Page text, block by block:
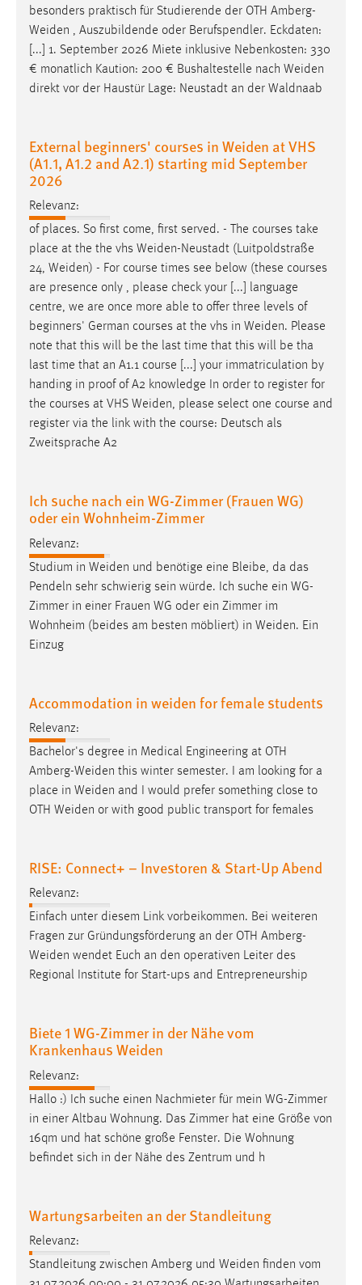
besonders praktisch für Studierende der OTH Amberg-
Weiden , Auszubildende oder Berufspendler. Eckdaten:
[...] 1. September 2026 Miete inklusive Nebenkosten: 330
€ monatlich Kaution: 200 € Bushaltestelle nach Weiden
direkt vor der Haustür Lage: Neustadt an der Waldnaab
External beginners' courses in Weiden at VHS
(A1.1, A1.2 and A2.1) starting mid September
2026
Relevanz:
of places. So first come, first served. - The courses take
place at the the vhs Weiden-Neustadt (Luitpoldstraße
24, Weiden) - For course times see below (these courses
are presence only , please check your [...] language
centre, we are once more able to offer three levels of
beginners' German courses at the vhs in Weiden. Please
note that this will be the last time that this will be tha
last time that an A1.1 course [...] your immatriculation by
handing in proof of A2 knowledge In order to register for
the courses at VHS Weiden, please select one course and
register via the link with the course: Deutsch als
Zweitsprache A2
Ich suche nach ein WG-Zimmer (Frauen WG)
oder ein Wohnheim-Zimmer
Relevanz:
Studium in Weiden und benötige eine Bleibe, da das
Pendeln sehr schwierig sein würde. Ich suche ein WG-
Zimmer in einer Frauen WG oder ein Zimmer im
Wohnheim (beides am besten möbliert) in Weiden. Ein
Einzug
Accommodation in weiden for female students
Relevanz:
Bachelor's degree in Medical Engineering at OTH
Amberg-Weiden this winter semester. I am looking for a
place in Weiden and I would prefer something close to
OTH Weiden or with good public transport for females
RISE: Connect+ – Investoren & Start-Up Abend
Relevanz:
Einfach unter diesem Link vorbeikommen. Bei weiteren
Fragen zur Gründungsförderung an der OTH Amberg-
Weiden wendet Euch an den operativen Leiter des
Regional Institute for Start-ups and Entrepreneurship
Biete 1 WG-Zimmer in der Nähe vom
Krankenhaus Weiden
Relevanz:
Hallo :) Ich suche einen Nachmieter für mein WG-Zimmer
in einer Altbau Wohnung. Das Zimmer hat eine Größe von
16qm und hat schöne große Fenster. Die Wohnung
befindet sich in der Nähe des Zentrum und h
Wartungsarbeiten an der Standleitung
Relevanz:
Standleitung zwischen Amberg und Weiden finden vom
gespeichert, ob man eingeloggt ist.
Sprachpräferenz
Name:
Zweck:
Das Cookie speichert die gewählte Sprache der Website.
Cookie Laufzeit:
30 Tage
Chat
Name:
MibewSessionID, MIBEW_UserID, mibew_locale, mibew-
Zweck:
Wird benötigt um die Chatfunktion nutzen zu können.
Cookie Laufzeit:
MibewSessionID, mibew-chat-frame-style-
5e9dbeb1811c0446 = Sitzungslaufzeit, mibew_locale = 3
Jahre, MIBEW_UserID = 1 Jahr
Login
Name:
fe_user, be_user, be_lastLoginProvider
Zweck:
Dieser Cookie ist notwendig um sich an der Website
einloggen zu können.
Cookie Laufzeit:
STATISTIK
Statistik Cookies erfassen Informationen anonym.
Diese Informationen helfen uns zu verstehen, wie
unsere Besucher unsere Website nutzen.
_pk_ref, _pk_cvar, _pk_id, _pk_ses
Zugriffsstatistik
Cookie Laufzeit:
Max. 13 Monate
MARKETING
Marketing Cookies werden von Drittanbietern
verwendet, um personalisierte Werbung anzuzeigen.
Sie tun dies, indem sie Besucher über Websites
hinweg verfolgen.
Google Ads
Anbieter:
Google Ireland Limited